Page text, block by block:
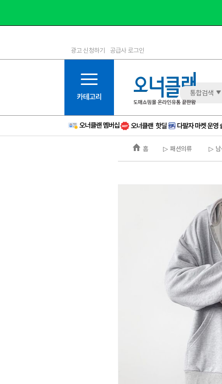
1등급
6등급
11등급
12등급
15등급
16등급
광고 신청하기 공급사 로그인
통합검색
홈 ▷ 패션의류 ▷ 남